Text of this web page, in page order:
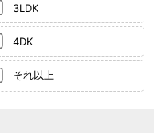
3LDK
4DK
それ以上